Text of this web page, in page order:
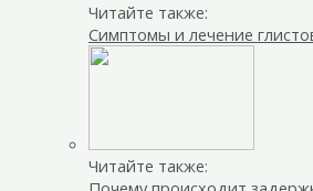
Читайте также:
Симптомы и лечение
Читайте также: